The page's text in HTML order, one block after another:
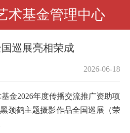
术基金管理中心
巡展亮相荣成
2026-06-18
2026年度传播交流推广资助项
颈鹤主题摄影作品全国巡展（荣